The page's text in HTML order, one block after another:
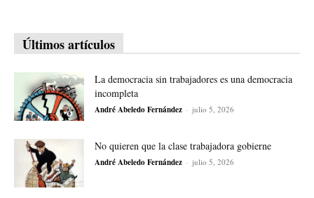
Últimos artículos
La democracia sin trabajadores es una democracia
incompleta
André Abeledo Fernández - julio 5, 2026
No quieren que la clase trabajadora gobierne
André Abeledo Fernández - julio 5, 2026